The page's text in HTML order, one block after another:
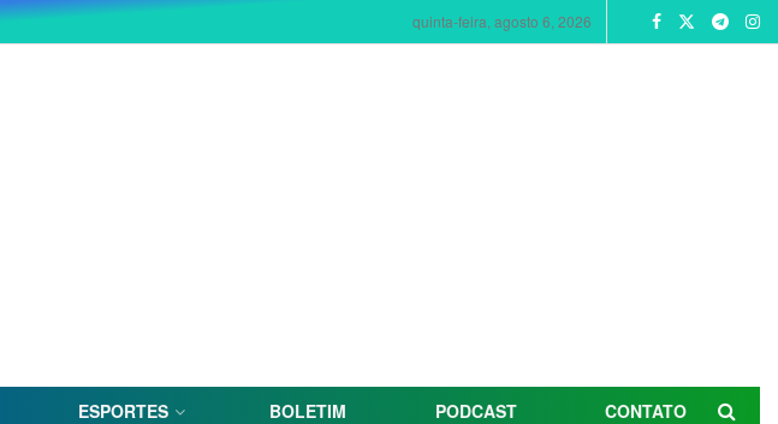
quinta-feira, agosto 6, 2026
ESPORTES BOLETIM PODCAST CONTATO